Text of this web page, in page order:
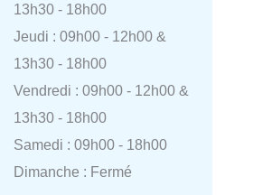
13h30 - 18h00
Jeudi : 09h00 - 12h00 &
13h30 - 18h00
Vendredi : 09h00 - 12h00 &
13h30 - 18h00
Samedi : 09h00 - 18h00
Dimanche : Fermé